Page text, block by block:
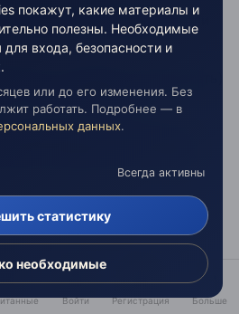
- Творить и Познавать
создавать, уничтожать)
"-", точно также как и
чувства мысли
и любовь, да и вообще
но это мы
Войти Регистрация Больше
покажут, какие материалы и
полезны. Необходимые
входа, безопасности и
или до его изменения. Без
работать. Подробнее — в
данных.
Всегда активны
статистику
необходимые